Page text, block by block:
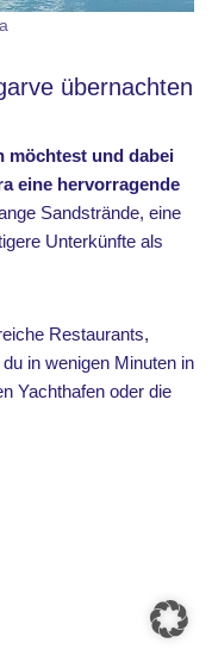
übernachten
möchtest und dabei
eine hervorragende
Sandstrände, eine
Unterkünfte als
Restaurants,
in wenigen Minuten in
Yachthafen oder die